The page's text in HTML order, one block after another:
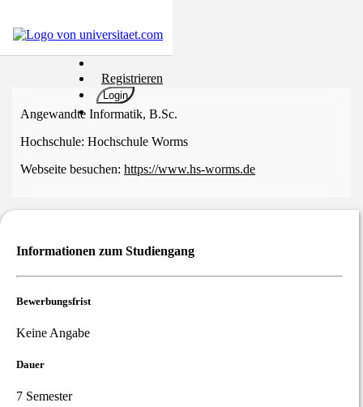
Registrieren
Login
Hochschulen
Karriere
Populär
&
Interessentest
Angewandte Informatik, B.Sc.
Hochschule: Hochschule Worms
Webseite besuchen: https://www.hs-worms.de
Informationen zum Studiengang
Bewerbungsfrist
Keine Angabe
Dauer
7 Semester